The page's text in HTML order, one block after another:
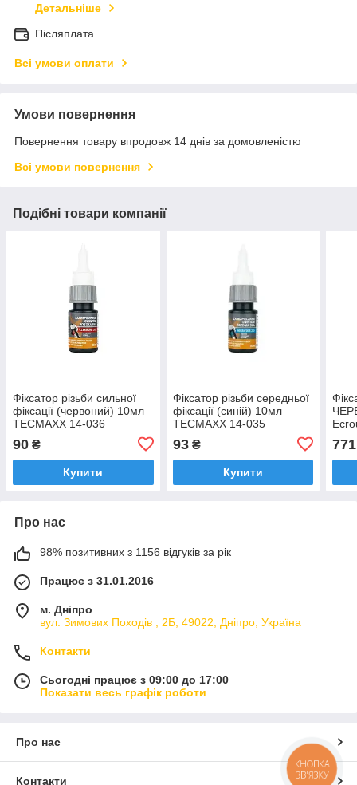
Детальніше
Післяплата
Всі умови оплати
Умови повернення
Повернення товару впродовж 14 днів за домовленістю
Всі умови повернення
Подібні товари компанії
Фіксатор різьби сильної
фіксації (червоний) 10мл
TECMAXX 14-036
90 ₴
Купити
Фіксатор різьби середньої
фіксації (синій) 10мл
TECMAXX 14-035
93₴
Купити
771
Про нас
98% позитивних з 1156 відгуків за рік
Працює з 31.01.2016
м. Дніпро
вул. Зимових Походiв , 2Б, 49022, Дніпро, Україна
Контакти
Сьогодні працює з 09:00 до 17:00
Показати весь графік роботи
Про нас
Контакти
КНОПКА
ЗВ'ЯЗКУ